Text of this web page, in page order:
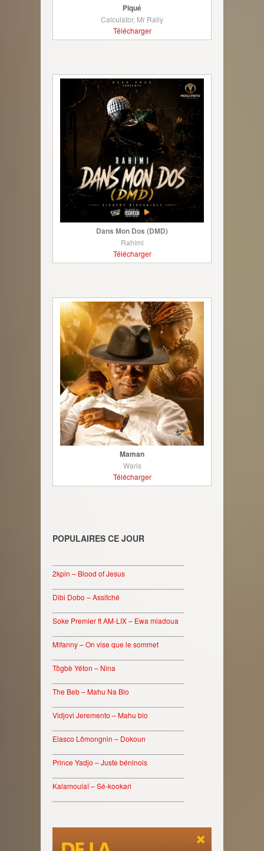
Piqué
Calculator, Mr Rally
Télécharger
Dans Mon Dos (DMD)
Rahimi
Télécharger
Maman
Waris
Télécharger
POPULAIRES CE JOUR
2kpin – Blood of Jesus
Dibi Dobo – Assitché
Soke Premier ft AM-LIX – Ewa miadoua
Mifanny – On vise que le sommet
Tôgbè Yéton – Nina
The Beb – Mahu Na Blo
Vidjovi Jeremento – Mahu blo
Elasco Lômongnin – Dokoun
Prince Yadjo – Juste béninois
Kalamoulaï – Sé-kookari